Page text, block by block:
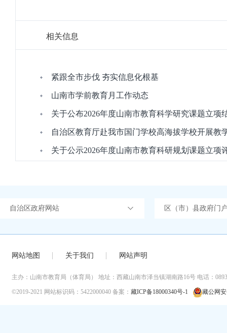
相关信息
紧跟全市步伐 夯实信息化根基
山南市学前教育月工作动态
关于公布2026年度山南市教育科学研究课题立项
自治区教育厅赴我市国门学校高海拔学校开展教
关于公示2026年度山南市教育科研规划课题立项
自治区政府网站 区（市）县政府门
网站地图 关于我们 网站声明
主办：山南市教育局（体育局） 地址：西藏山南市泽当镇湖南路16号 电话：
©2019-2021 网站标识码：5422000040 备案： 藏ICP备18000340号-1 藏公网安